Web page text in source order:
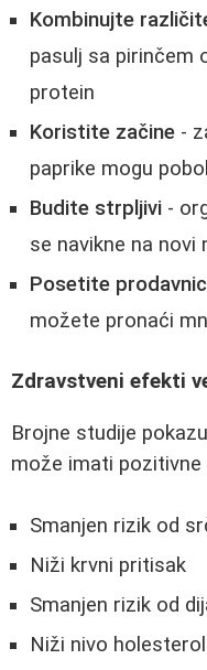
Kombinujte
pasulj sa pirinčem
protein
Koristite začine -
paprike mogu
Budite strpljivi -
se navikne na novi
Posetite
možete pronaći
Zdravstveni efekti
Brojne studije
može imati
Smanjen rizik od
Niži krvni pritisak
Smanjen rizik od
Niži nivo